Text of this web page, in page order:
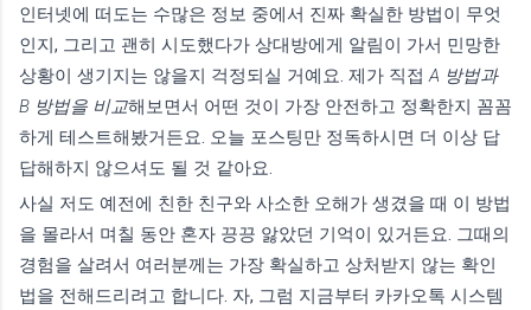
인터넷에 떠도는 수많은 정보 중에서 진짜 확실한 방법이 무엇
인지, 그리고 괜히 시도했다가 상대방에게 알림이 가서 민망한
상황이 생기지는 않을지 걱정되실 거예요. 제가 직접 A 방법과
B 방법을 비교해보면서 어떤 것이 가장 안전하고 정확한지 꼼꼼
하게 테스트해봤거든요. 오늘 포스팅만 정독하시면 더 이상 답
답해하지 않으셔도 될 것 같아요.
사실 저도 예전에 친한 친구와 사소한 오해가 생겼을 때 이 방법
을 몰라서 며칠 동안 혼자 끙끙 앓았던 기억이 있거든요. 그때의
경험을 살려서 여러분께는 가장 확실하고 상처받지 않는 확인
법을 전해드리려고 합니다. 자, 그럼 지금부터 카카오톡 시스템